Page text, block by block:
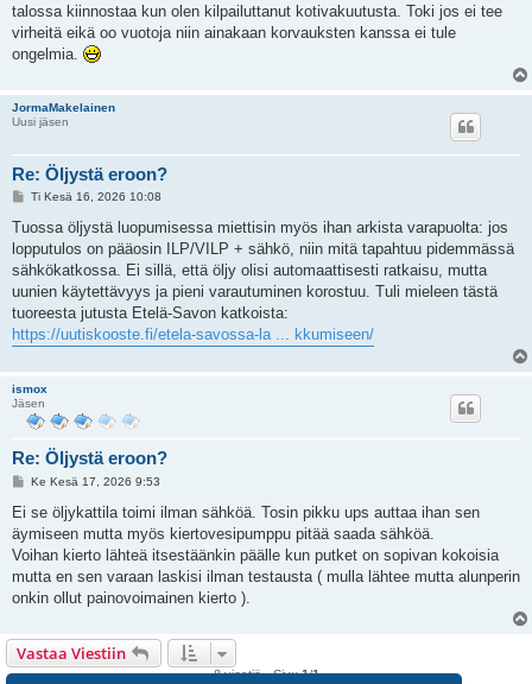
talossa kiinnostaa kun olen kilpailuttanut kotivakuutusta. Toki jos ei tee
virheitä eikä oo vuotoja niin ainakaan korvauksten kanssa ei tule
ongelmia.
JormaMakelainen
Uusi jäsen
Re: Öljystä eroon?
V
e
t
i
Ti Kesä 16, 2026 10:08
Tuossa öljystä luopumisessa miettisin myös ihan arkista varapuolta: jos
lopputulos on pääosin ILP/VILP + sähkö, niin mitä tapahtuu pidemmässä
sähkökatkossa. Ei sillä, että öljy olisi automaattisesti ratkaisu, mutta
uunien käytettävyys ja pieni varautuminen korostuu. Tuli mieleen tästä
tuoreesta jutusta Etelä-Savon katkoista:
https://uutiskooste.fi/etela-savossa-la ... kkumiseen/
ismox
Jäsen
Re: Öljystä eroon?
V
e
t
i
Ke Kesä 17, 2026 9:53
Ei se öljykattila toimi ilman sähköä. Tosin pikku ups auttaa ihan sen
äymiseen mutta myös kiertovesipumppu pitää saada sähköä.
Voihan kierto lähteä itsestäänkin päälle kun putket on sopivan kokoisia
mutta en sen varaan laskisi ilman testausta ( mulla lähtee mutta alunperin
onkin ollut painovoimainen kierto ).
Vastaa Viestiin
8 viestiä • Sivu1/1